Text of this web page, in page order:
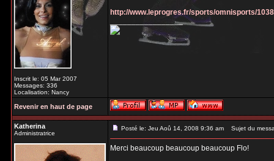
Inscrit le: 05 Mar 2007
Messages: 336
Localisation: Nancy
http://www.leprogres.fr/sports/omnisports/
_________________
Revenir en haut de page
Katherina
Administratrice
Posté le: Jeu Aoû 14, 2008 9:36 am Sujet du
Merci beaucoup beaucoup beaucoup Flo!